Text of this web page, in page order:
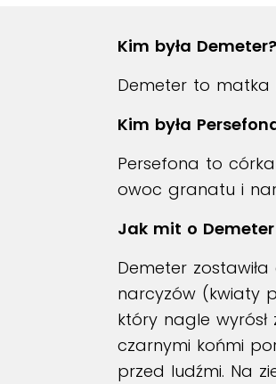
Kim była Demeter?
Demeter to matka
Kim była
Persefona to
owoc granatu i
Jak mit o
Demeter
narcyzów (kwiaty
który nagle
czarnymi końmi
przed ludźmi. Na